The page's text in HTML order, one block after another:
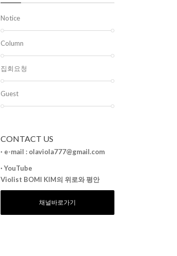
Notice
Column
집회요청
Guest
CONTACT US
· e-mail : olaviola777@gmail.com
· YouTube
Violist BOMI KIM의 위로와 평안
채널바로가기